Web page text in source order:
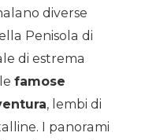
diverse
Penisola di
di estrema
famose
, lembi di
I panorami